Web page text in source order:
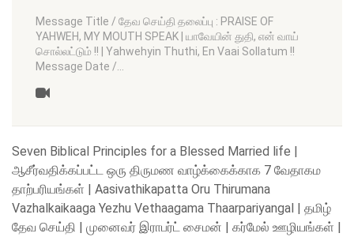
Message Title / தேவ செய்தி தலைப்பு : PRAISE OF
YAHWEH, MY MOUTH SPEAK | யாவேயின் துதி, என் வாய்
சொல்லட்டும் !! | Yahwehyin Thuthi, En Vaai Sollatum !!
Message Date /…
Seven Biblical Principles for a Blessed Married life |
ஆசீர்வதிக்கப்பட்ட ஒரு திருமண வாழ்க்கைக்காக 7 வேதாகம
தாற்பரியங்கள் | Aasivathikapatta Oru Thirumana
Vazhalkaikaaga Yezhu Vethaagama Thaarpariyangal | தமிழ்
தேவ செய்தி | முனைவர் இராபர்ட் சைமன் | கர்மேல் ஊழியங்கள் |